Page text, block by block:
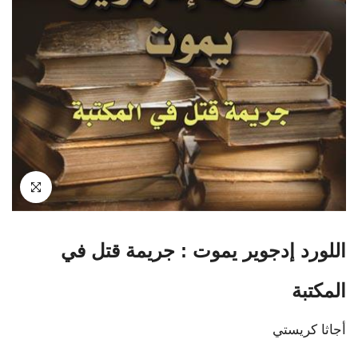
انقر للتكبير
اللورد إدجوير يموت : جريمة قتل في
المكتبة
أجاثا كريستي